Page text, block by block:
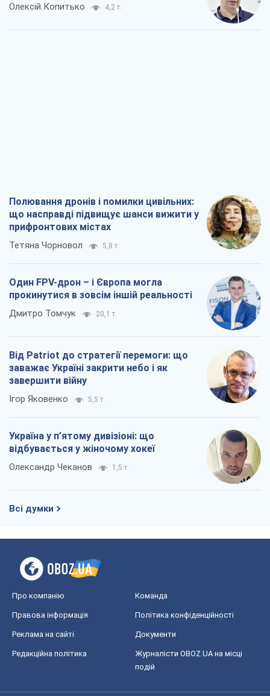
Олексій Копитько 4,2 т.
Полювання дронів і помилки цивільних:
що насправді підвищує шанси вижити у
прифронтових містах
Тетяна Чорновол 5,8 т.
Один FPV-дрон – і Європа могла
прокинутися в зовсім іншій реальності
Дмитро Томчук 20,1 т.
Від Patriot до стратегії перемоги: що
заважає Україні закрити небо і як
завершити війну
Ігор Яковенко 5,5 т.
Україна у п’ятому дивізіоні: що
відбувається у жіночому хокеї
Олександр Чеканов 1,5 т.
Всі думки
Про компанію Команда
Правова інформація Політика конфіденційності
Реклама на сайті Документи
Редакційна політика
Журналісти OBOZ.UA на місці
подій